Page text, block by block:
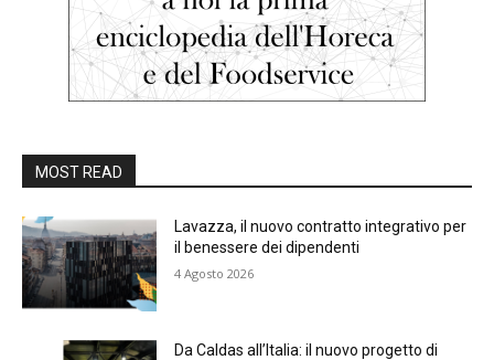
MOST READ
Lavazza, il nuovo contratto integrativo per
il benessere dei dipendenti
4 Agosto 2026
Da Caldas all’Italia: il nuovo progetto di